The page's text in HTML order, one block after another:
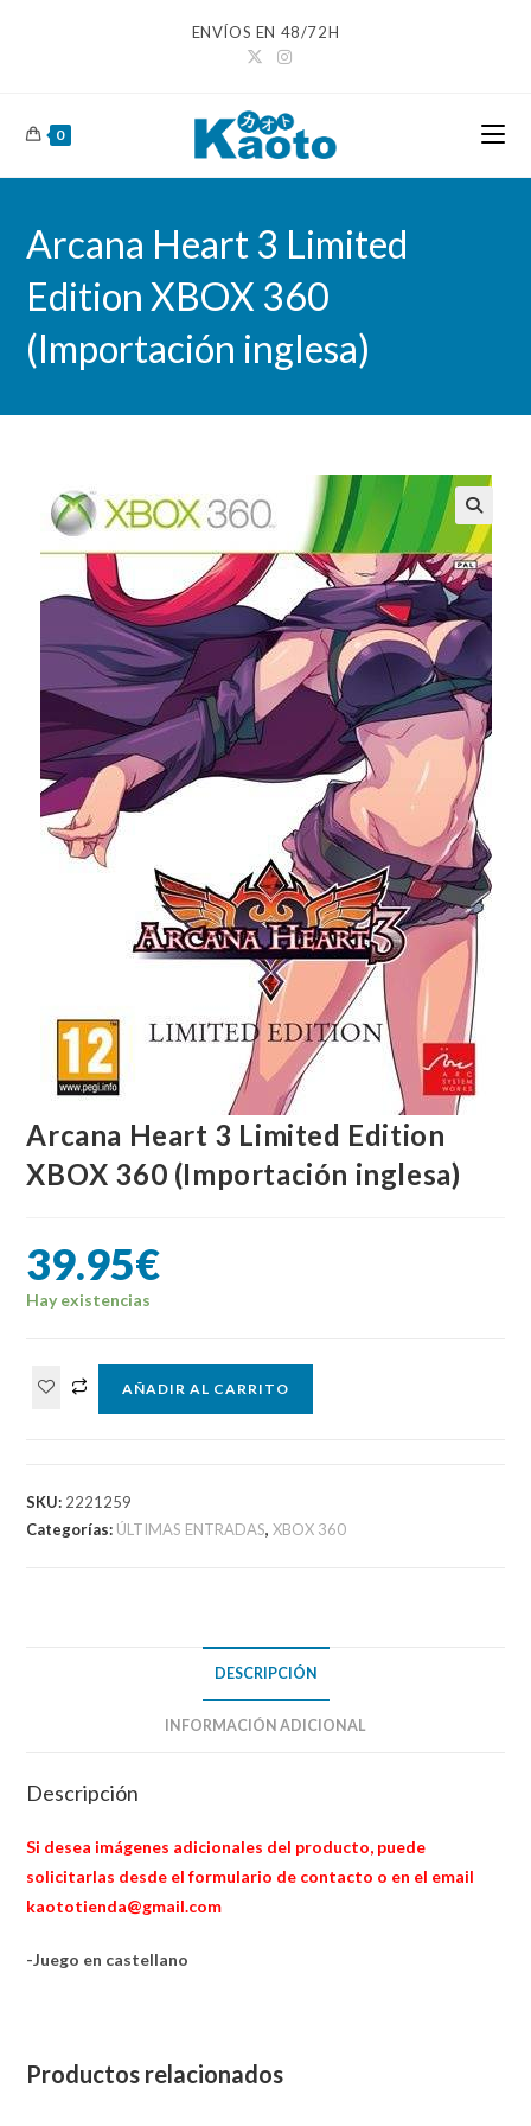
ENVÍOS EN 48/72H
0
Arcana Heart 3 Limited
Edition XBOX 360
(Importación inglesa)
Arcana Heart 3 Limited Edition
XBOX 360 (Importación inglesa)
39.95€
Hay existencias
Arcana
Edition
XBOX
AÑADIR AL CARRITO
SKU: 2221259
Categorías: ÚLTIMAS ENTRADAS,XBOX 360
DESCRIPCIÓN
INFORMACIÓN ADICIONAL
Descripción
Si desea imágenes adicionales del producto, puede
solicitarlas desde el formulario de contacto o en el email
kaototienda@gmail.com
-Juego en castellano
Productos relacionados